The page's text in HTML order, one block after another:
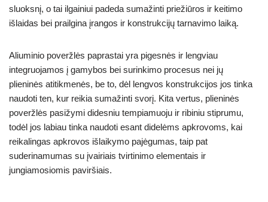
sluoksnį, o tai ilgainiui padeda sumažinti priežiūros ir keitimo
išlaidas bei prailgina įrangos ir konstrukcijų tarnavimo laiką.
Aliuminio poveržlės paprastai yra pigesnės ir lengviau
integruojamos į gamybos bei surinkimo procesus nei jų
plieninės atitikmenės, be to, dėl lengvos konstrukcijos jos tinka
naudoti ten, kur reikia sumažinti svorį. Kita vertus, plieninės
poveržlės pasižymi didesniu tempiamuoju ir ribiniu stiprumu,
todėl jos labiau tinka naudoti esant didelėms apkrovoms, kai
reikalingas apkrovos išlaikymo pajėgumas, taip pat
suderinamumas su įvairiais tvirtinimo elementais ir
jungiamosiomis paviršiais.